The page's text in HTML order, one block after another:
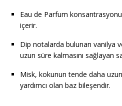
Eau de Parfum
içerir.
Dip notalarda bulunan vanilya
uzun süre kalmasını sağlayan
Misk, kokunun tende daha
yardımcı olan baz bileşendir.